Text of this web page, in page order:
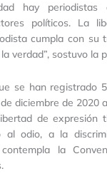
hay periodistas
políticos. La
cumpla con su
verdad”, sostuvo la
se han registrado
diciembre de 2020
de expresión
al odio, a la
la